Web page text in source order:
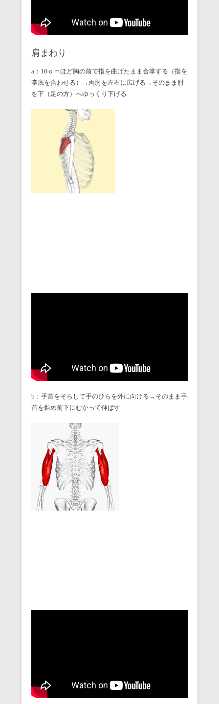
肩まわり
a：10ｃｍほど胸の前で指を曲げたまま合掌する（指を
掌底を合わせる）→両肘を左右に広げる→そのまま肘
を下（足の方）へゆっくり下げる
b：手首をそらして手のひらを外に向ける→そのまま手
首を斜め前下にむかって伸ばす